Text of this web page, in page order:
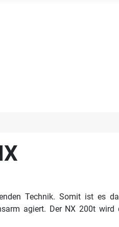
Technik. Somit ist es
agiert. Der NX 200t wird